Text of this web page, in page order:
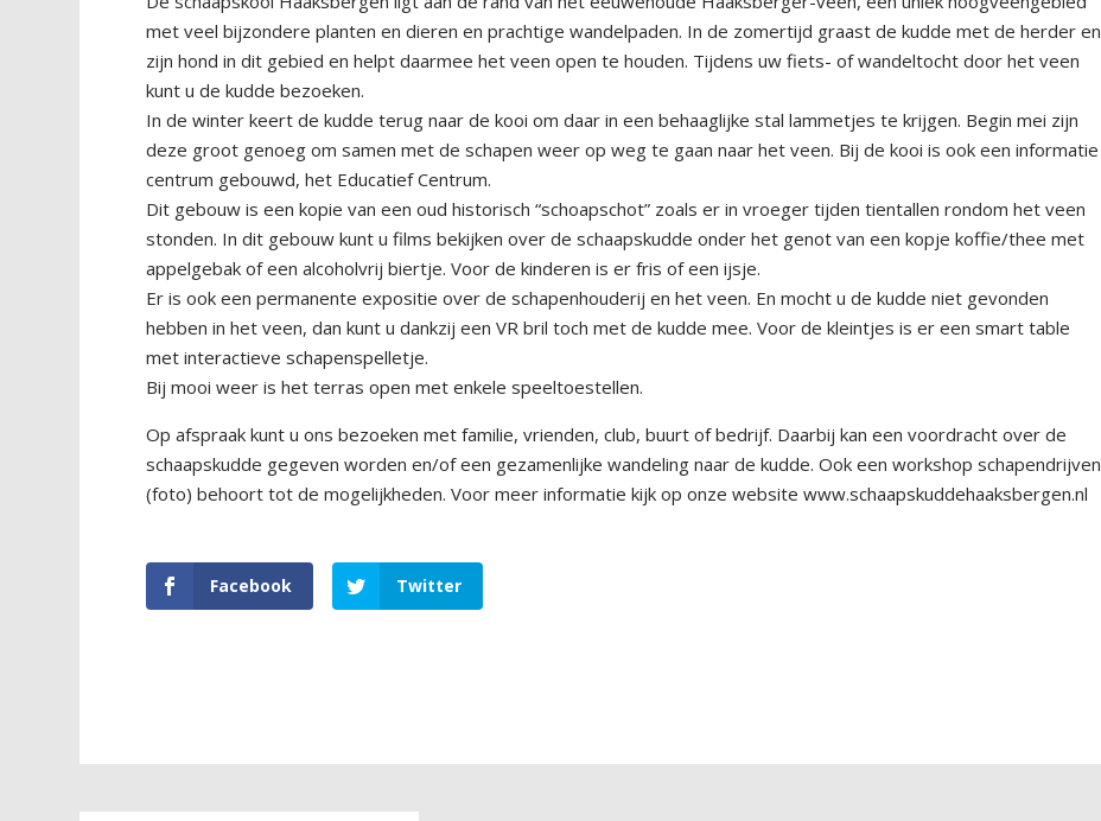
met veel bijzondere planten en dieren en prachtige wandelpaden. In de zomertijd graast de kudde met de herder en
zijn hond in dit gebied en helpt daarmee het veen open te houden. Tijdens uw fiets- of wandeltocht door het veen
kunt u de kudde bezoeken.
In de winter keert de kudde terug naar de kooi om daar in een behaaglijke stal lammetjes te krijgen. Begin mei zijn
deze groot genoeg om samen met de schapen weer op weg te gaan naar het veen. Bij de kooi is ook een informatie
centrum gebouwd, het Educatief Centrum.
Dit gebouw is een kopie van een oud historisch “schoapschot” zoals er in vroeger tijden tientallen rondom het veen
stonden. In dit gebouw kunt u films bekijken over de schaapskudde onder het genot van een kopje koffie/thee met
appelgebak of een alcoholvrij biertje. Voor de kinderen is er fris of een ijsje.
Er is ook een permanente expositie over de schapenhouderij en het veen. En mocht u de kudde niet gevonden
hebben in het veen, dan kunt u dankzij een VR bril toch met de kudde mee. Voor de kleintjes is er een smart table
met interactieve schapenspelletje.
Bij mooi weer is het terras open met enkele speeltoestellen.
Op afspraak kunt u ons bezoeken met familie, vrienden, club, buurt of bedrijf. Daarbij kan een voordracht over de
schaapskudde gegeven worden en/of een gezamenlijke wandeling naar de kudde. Ook een workshop schapendrijven
(foto) behoort tot de mogelijkheden. Voor meer informatie kijk op onze website www.schaapskuddehaaksbergen.nl
Facebook Twitter